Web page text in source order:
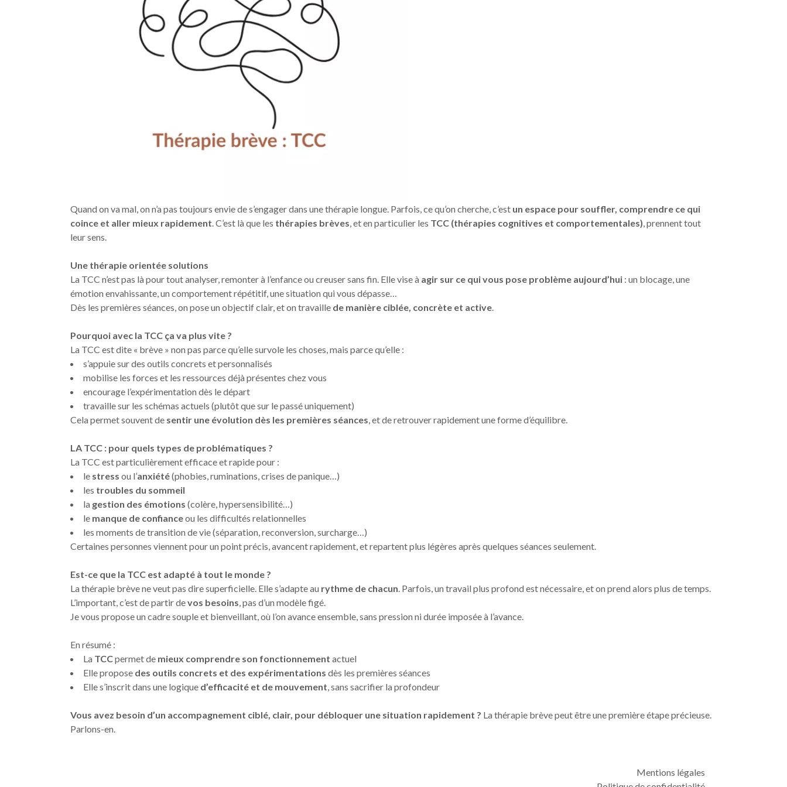
Quand on va mal, on n’a pas toujours envie de s’engager dans une thérapie longue. Parfois, ce qu’on cherche, c’est un espace pour souffler, comprendre ce qui
coince et aller mieux rapidement. C’est là que les thérapies brèves, et en particulier les TCC (thérapies cognitives et comportementales), prennent tout
leur sens.
Une thérapie orientée solutions
La TCC n’est pas là pour tout analyser, remonter à l’enfance ou creuser sans fin. Elle vise à agir sur ce qui vous pose problème aujourd’hui : un blocage, une
émotion envahissante, un comportement répétitif, une situation qui vous dépasse…
Dès les premières séances, on pose un objectif clair, et on travaille de manière ciblée, concrète et active.
Pourquoi avec la TCC ça va plus vite ?
La TCC est dite « brève » non pas parce qu’elle survole les choses, mais parce qu’elle :
s’appuie sur des outils concrets et personnalisés
mobilise les forces et les ressources déjà présentes chez vous
encourage l’expérimentation dès le départ
travaille sur les schémas actuels (plutôt que sur le passé uniquement)
Cela permet souvent de sentir une évolution dès les premières séances, et de retrouver rapidement une forme d’équilibre.
LA TCC : pour quels types de problématiques ?
La TCC est particulièrement efficace et rapide pour :
le stress ou l’anxiété(phobies, ruminations, crises de panique…)
les troubles du sommeil
la gestion des émotions (colère, hypersensibilité…)
le manque de confianceou les difficultés relationnelles
les moments de transition de vie (séparation, reconversion, surcharge…)
Certaines personnes viennent pour un point précis, avancent rapidement, et repartent plus légères après quelques séances seulement.
Est-ce que la TCC est adapté à tout le monde ?
La thérapie brève ne veut pas dire superficielle. Elle s’adapte au rythme de chacun. Parfois, un travail plus profond est nécessaire, et on prend alors plus de temps.
L’important, c’est de partir devos besoins, pas d’un modèle figé.
Je vous propose un cadre souple et bienveillant, où l’on avance ensemble, sans pression ni durée imposée à l’avance.
En résumé :
La TCCpermet de mieux comprendre son fonctionnement actuel
Elle propose des outils concrets et des expérimentations dès les premières séances
Elle s’inscrit dans une logique d’efficacité et de mouvement, sans sacrifier la profondeur
Vous avez besoin d’un accompagnement ciblé, clair, pour débloquer une situation rapidement ? La thérapie brève peut être une première étape précieuse.
Parlons-en.
Mentions légales